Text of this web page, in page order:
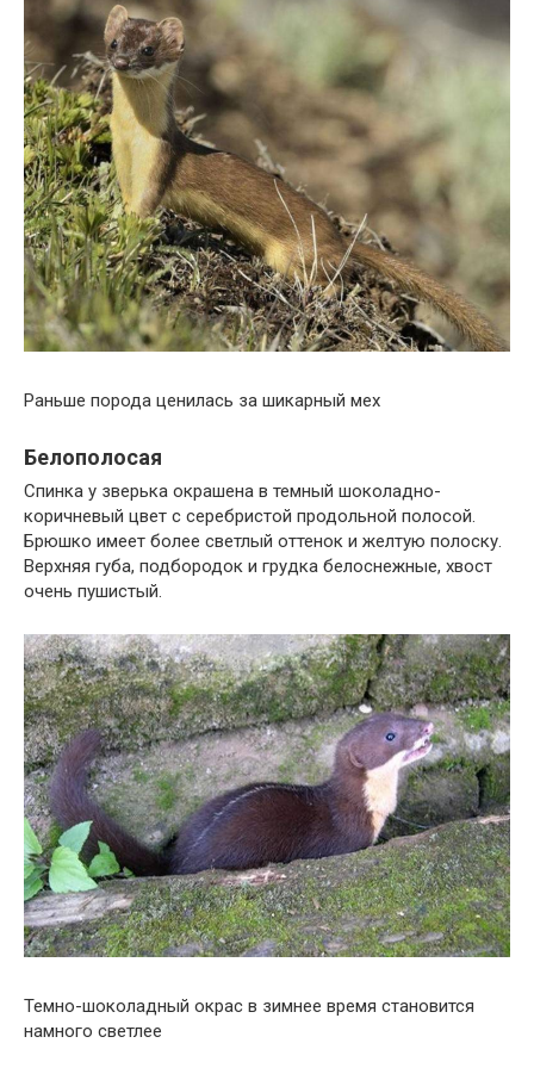
Раньше порода ценилась за шикарный мех
Белополосая
Спинка у зверька окрашена в темный шоколадно-
коричневый цвет с серебристой продольной полосой.
Брюшко имеет более светлый оттенок и желтую полоску.
Верхняя губа, подбородок и грудка белоснежные, хвост
очень пушистый.
Темно-шоколадный окрас в зимнее время становится
намного светлее